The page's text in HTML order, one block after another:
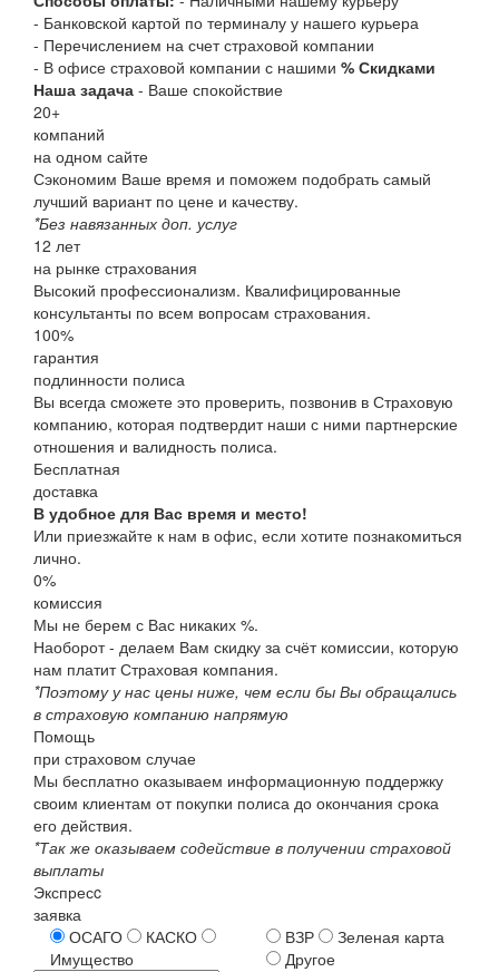
- Банковской картой по терминалу у нашего курьера
- Перечислением на счет страховой компании
- В офисе страховой компании с нашими % Скидками
Наша задача - Ваше спокойствие
20+
компаний
на одном сайте
Сэкономим Ваше время и поможем подобрать самый
лучший вариант по цене и качеству.
*Без навязанных доп. услуг
12 лет
на рынке страхования
Высокий профессионализм. Квалифицированные
консультанты по всем вопросам страхования.
100%
гарантия
подлинности полиса
Вы всегда сможете это проверить, позвонив в Страховую
компанию, которая подтвердит наши с ними партнерские
отношения и валидность полиса.
Бесплатная
доставка
В удобное для Вас время и место!
Или приезжайте к нам в офис, если хотите познакомиться
лично.
0%
комиссия
Мы не берем с Вас никаких %.
Наоборот - делаем Вам скидку за счёт комиссии, которую
нам платит Страховая компания.
*Поэтому у нас цены ниже, чем если бы Вы обращались
в страховую компанию напрямую
Помощь
при страховом случае
Мы бесплатно оказываем информационную поддержку
своим клиентам от покупки полиса до окончания срока
его действия.
*Так же оказываем содействие в получении страховой
выплаты
Экспресc
заявка
ОСАГО
КАСКО
Имущество
ВЗР
Зеленая карта
Другое